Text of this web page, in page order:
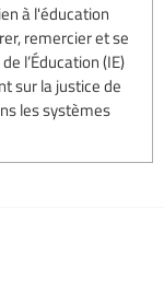
à l'éducation
remercier et se
l’Éducation (IE)
sur la justice de
les systèmes